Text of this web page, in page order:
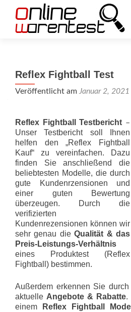
Reflex Fightball Test
Veröffentlicht am Januar 2, 2021
Reflex Fightball Testbericht –
Unser Testbericht soll Ihnen
helfen den „Reflex Fightball
Kauf“ zu vereinfachen. Dazu
finden Sie anschließend die
beliebtesten Modelle, die durch
gute Kundenrzensionen und
einer guten Bewertung
überzeugen. Durch die
verifizierten
Kundenrezensionen können wir
sehr genau dieQualität & das
Preis-Leis­tungs-Ver­hält­nis
eines Produktest (Reflex
Fightball) bestimmen.
Außerdem erkennen Sie
aktuelle Angebote & Rabatte.
einem
Reflex Fightball Modell